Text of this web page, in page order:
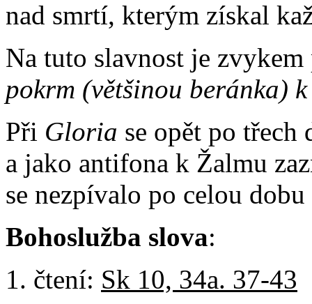
nad smrtí, kterým získal
Na tuto slavnost je
pokrm (většinou beránka)
Při Gloria se opět po třech
a jako antifona k Žalmu
se nezpívalo po celou
Bohoslužba slova:
čtení: Sk 10, 34a. 37-43